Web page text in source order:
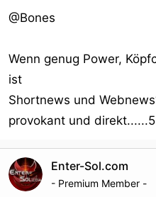
@Bones
Wenn genug Power,
ist
Shortnews und
provokant und
Enter-Sol.com
- Premium Member -